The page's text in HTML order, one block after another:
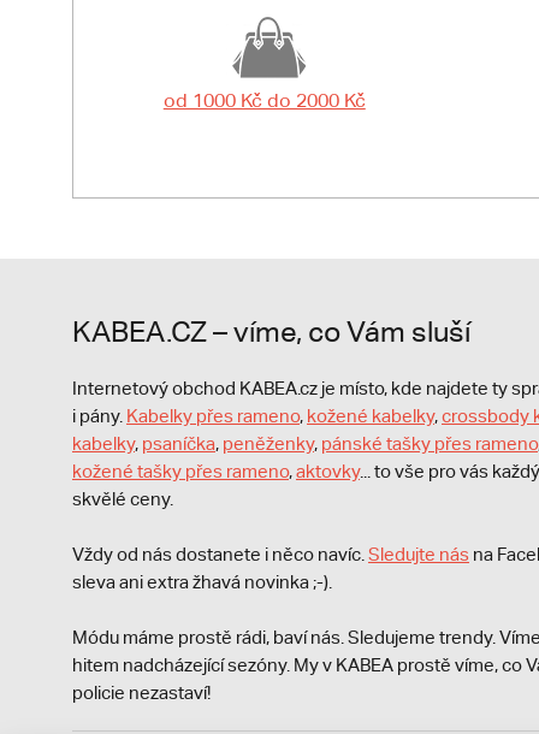
od 1000 Kč do 2000 Kč
KABEA.CZ – víme, co Vám sluší
Internetový obchod KABEA.cz je místo, kde najdete ty
i pány. Kabelky přes rameno, kožené kabelky,crossbody
kabelky, psaníčka, peněženky, pánské tašky přes rameno
kožené tašky přes rameno,aktovky... to vše pro vás
skvělé ceny.
Vždy od nás dostanete i něco navíc. Sledujte nás na
sleva ani extra žhavá novinka ;-).
Módu máme prostě rádi, baví nás. Sledujeme trendy.
hitem nadcházející sezóny. My v KABEA prostě víme, co
policie nezastaví!